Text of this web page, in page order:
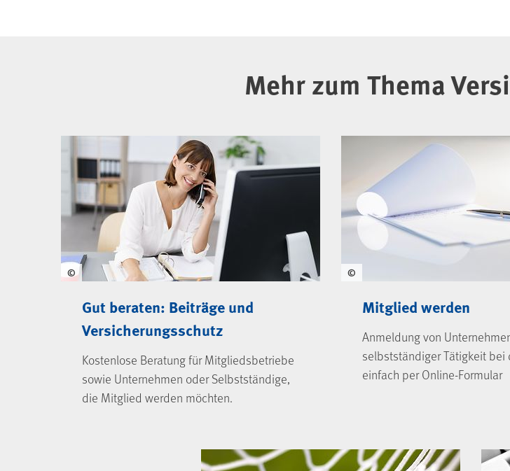
Mehr zum Thema
©
Gut beraten: Beiträge und
Versicherungsschutz
Kostenlose Beratung für Mitgliedsbetriebe
sowie Unternehmen oder Selbstständige,
die Mitglied werden möchten.
©
Mitglied werden
Anmeldung von
selbstständiger Tätigkeit bei
einfach per Online-Formular